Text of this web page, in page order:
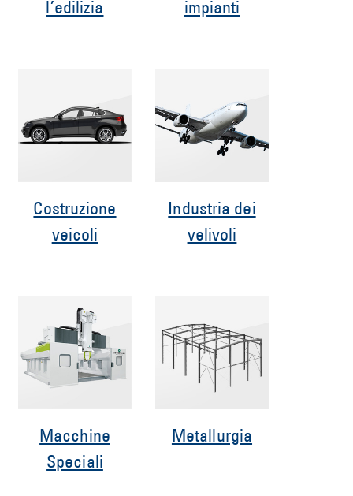
l’edilizia
impianti
Costruzione
veicoli
Industria dei
velivoli
Macchine
Speciali
Metallurgia